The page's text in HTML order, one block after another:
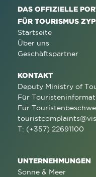
DAS OFFIZIELLE
FÜR TOURISMUS
Startseite
Über uns
Geschäftspartner
KONTAKT
Deputy Ministry of
Für
Für
T: (+357) 22691100
UNTERNEHMUNGEN
Sonne & Meer